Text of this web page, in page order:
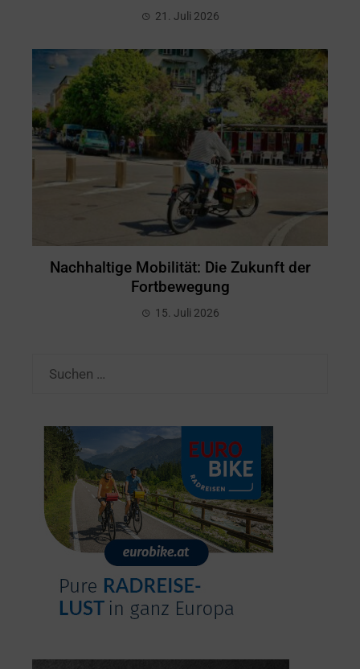
21. Juli 2026
Nachhaltige Mobilität: Die Zukunft der
Fortbewegung
15. Juli 2026